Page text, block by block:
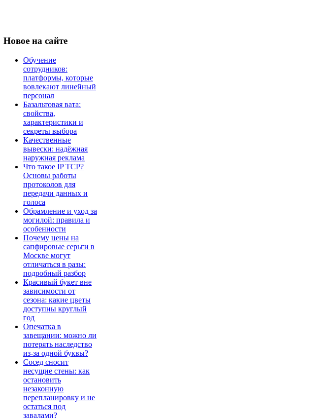
Новое на сайте
Обучение
сотрудников:
платформы, которые
вовлекают линейный
персонал
Базальтовая вата:
свойства,
характеристики и
секреты выбора
Качественные
вывески: надёжная
наружная реклама
Что такое IP TCP?
Основы работы
протоколов для
передачи данных и
голоса
Обрамление и уход за
могилой: правила и
особенности
Почему цены на
сапфировые серьги в
Москве могут
отличаться в разы:
подробный разбор
Красивый букет вне
зависимости от
сезона: какие цветы
доступны круглый
год
Опечатка в
завещании: можно ли
потерять наследство
из-за одной буквы?
Сосед сносит
несущие стены: как
остановить
незаконную
перепланировку и не
остаться под
завалами?